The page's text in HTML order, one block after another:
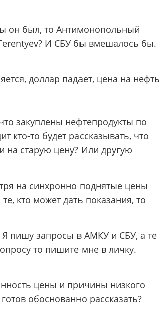
он был, то Антимонопольный
И СБУ бы вмешалось бы.
доллар падает, цена на нефть
закуплены нефтепродукты по
кто-то будет рассказывать, что
на старую цену? Или другую
на синхронно поднятые цены
кто может дать показания, то
Я пишу запросы в АМКУ и СБУ, а те
то пишите мне в личку.
цены и причины низкого
обоснованно рассказать?